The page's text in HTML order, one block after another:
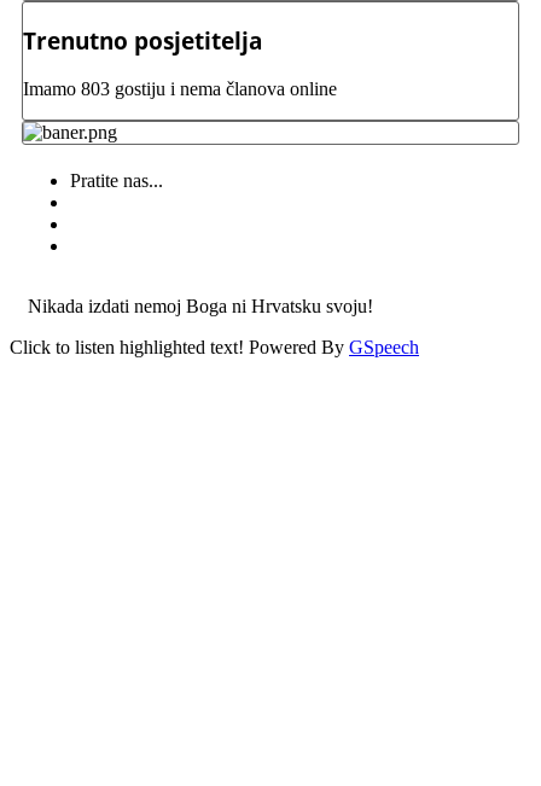
Trenutno posjetitelja
Imamo 803 gostiju i nema članova online
Pratite nas...
Nikada izdati nemoj Boga ni Hrvatsku svoju!
Click to listen highlighted text! Powered By GSpeech